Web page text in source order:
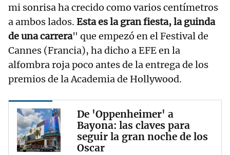
mi sonrisa ha crecido como varios centímetros
a ambos lados. Esta es la gran fiesta, la guinda
de una carrera" que empezó en el Festival de
Cannes (Francia), ha dicho a EFE en la
alfombra roja poco antes de la entrega de los
premios de la Academia de Hollywood.
De 'Oppenheimer' a
Bayona: las claves para
seguir la gran noche de los
Oscar